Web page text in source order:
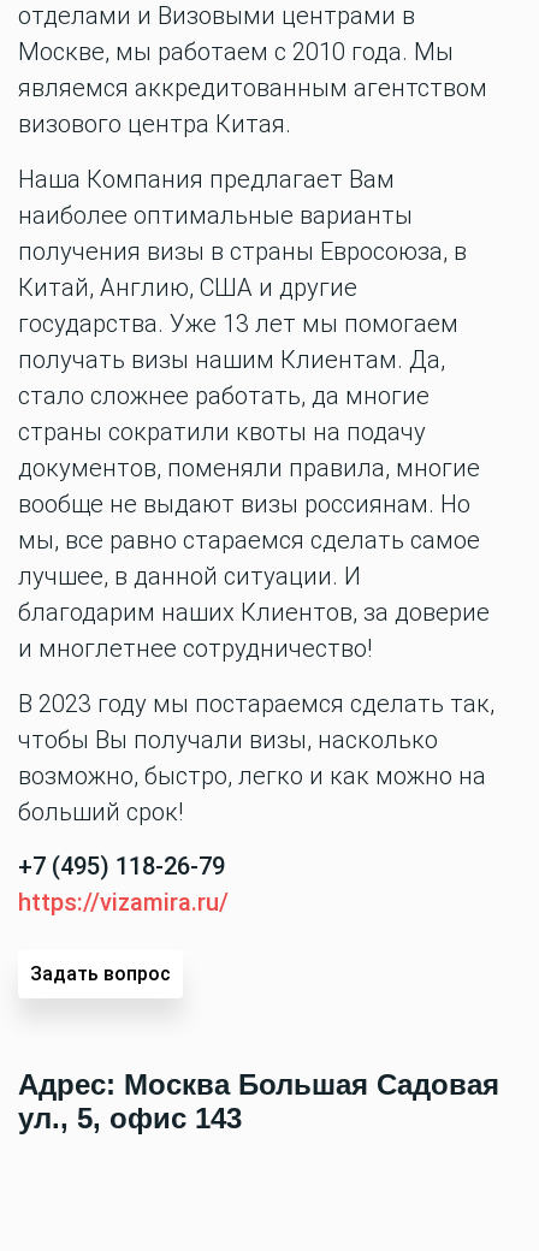
отделами и Визовыми центрами в
Москве, мы работаем с 2010 года. Мы
являемся аккредитованным агентством
визового центра Китая.
Наша Компания предлагает Вам
наиболее оптимальные варианты
получения визы в страны Евросоюза, в
Китай, Англию, США и другие
государства. Уже 13 лет мы помогаем
получать визы нашим Клиентам. Да,
стало сложнее работать, да многие
страны сократили квоты на подачу
документов, поменяли правила, многие
вообще не выдают визы россиянам. Но
мы, все равно стараемся сделать самое
лучшее, в данной ситуации. И
благодарим наших Клиентов, за доверие
и многлетнее сотрудничество!
В 2023 году мы постараемся сделать так,
чтобы Вы получали визы, насколько
возможно, быстро, легко и как можно на
больший срок!
+7 (495) 118-26-79
https://vizamira.ru/
Задать вопрос
Адрес: Москва Большая Садовая
ул., 5, офис 143